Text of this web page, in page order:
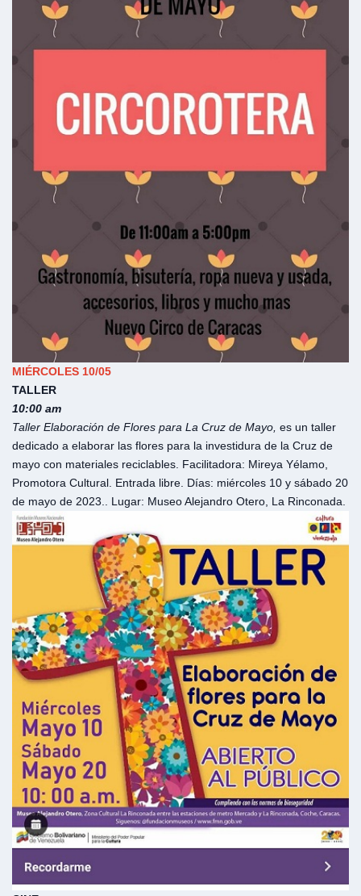
MIÉRCOLES 10/05
TALLER
10:00 am
Taller Elaboración de Flores para La Cruz de Mayo, es un taller
dedicado a elaborar las flores para la investidura de la Cruz de
mayo con materiales reciclables. Facilitadora: Mireya Yélamo,
Promotora Cultural. Entrada libre. Días: miércoles 10 y sábado 20
de mayo de 2023.. Lugar: Museo Alejandro Otero, La Rinconada.